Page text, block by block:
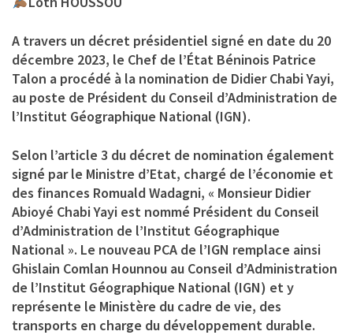
A travers un décret présidentiel signé en date du 20
décembre 2023, le Chef de l’État Béninois Patrice
Talon a procédé à la nomination de Didier Chabi Yayi,
au poste de Président du Conseil d’Administration de
l’Institut Géographique National (IGN).
Selon l’article 3 du décret de nomination également
signé par le Ministre d’Etat, chargé de l’économie et
des finances Romuald Wadagni, « Monsieur Didier
Abioyé Chabi Yayi est nommé Président du Conseil
d’Administration de l’Institut Géographique
National ». Le nouveau PCA de l’IGN remplace ainsi
Ghislain Comlan Hounnou au Conseil d’Administration
de l’Institut Géographique National (IGN) et y
représente le Ministère du cadre de vie, des
transports en charge du développement durable.